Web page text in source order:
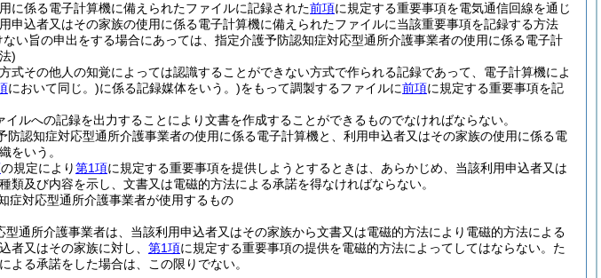
に係る電子計算機に備えられたファイルに記録された前項に規定する重要事項を電気通信回線を通じ
申込者又はその家族の使用に係る電子計算機に備えられたファイルに当該重要事項を記録する方法
い旨の申出をする場合にあっては、指定介護予防認知症対応型通所介護事業者の使用に係る電子計
)
式その他人の知覚によっては認識することができない方式で作られる記録であって、電子計算機によ
において同じ。)に係る記録媒体をいう。)をもって調製するファイルに前項に規定する重要事項を記
ルへの記録を出力することにより文書を作成することができるものでなければならない。
防認知症対応型通所介護事業者の使用に係る電子計算機と、利用申込者又はその家族の使用に係る電
をいう。
の規定により第1項に規定する重要事項を提供しようとするときは、あらかじめ、当該利用申込者又は
及び内容を示し、文書又は電磁的方法による承諾を得なければならない。
症対応型通所介護事業者が使用するもの
通所介護事業者は、当該利用申込者又はその家族から文書又は電磁的方法により電磁的方法による
者又はその家族に対し、 第1項に規定する重要事項の提供を電磁的方法によってしてはならない。 た
よる承諾をした場合は、この限りでない。